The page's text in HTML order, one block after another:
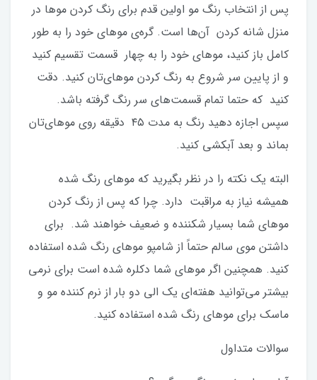
پس از انتخاب رنگ مو اولین قدم برای رنگ کردن مو‌ها در
منزل شانه کردن آن‌ها است. گره‌ی موهای خود را به طور
کامل باز کنید، موهای خود را به چهار قسمت تقسیم کنید
و از پایین سر شروع به رنگ کردن موهای‌تان کنید. دقت
کنید که حتما تمام قسمت‌های سر رنگ گرفته باشد.
سپس اجازه دهید رنگ به مدت ۴۵ دقیقه روی موهای‌تان
بماند و بعد آبکشی کنید.
البته یک نکته را در نظر بگیرید که موهای رنگ شده
همیشه نیاز به مراقبت دارد. چرا که پس از رنگ کردن
موهای شما بسیار شکننده و ضعیف خواهند شد. برای
داشتن موی سالم حتماً از شامپو موهای رنگ شده استفاده
کنید. همچنین اگر موهای شما دکلره شده است برای نرمی
بیشتر می‌توانید هفته‌ای یک الی دو بار از نرم کننده مو و
ماسک برای موهای رنگ شده استفاده کنید.
سوالات متداول